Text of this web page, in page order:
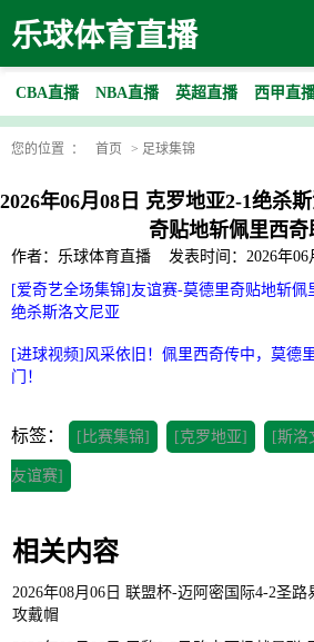
乐球体育直播
CBA直播 NBA直播 英超直播 西甲直
您的位置 ： 首页 > 足球集锦
2026年06月08日 克罗地亚2-1绝杀
奇贴地斩佩里西奇
作者：乐球体育直播
发表时间：2026年06
[爱奇艺全场集锦]友谊赛-莫德里奇贴地斩佩
绝杀斯洛文尼亚
[进球视频]风采依旧！佩里西奇传中，莫德
门！
标签： [比赛集锦] [克罗地亚] [斯洛
友谊赛]
相关内容
2026年08月06日 联盟杯-迈阿密国际4-2圣
攻戴帽